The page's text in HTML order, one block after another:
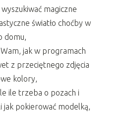
magiczne
światło choćby w
domu,
jak w programach
z przeciętnego zdjęcia
kolory,
ile trzeba o pozach i
jak pokierować modelką,